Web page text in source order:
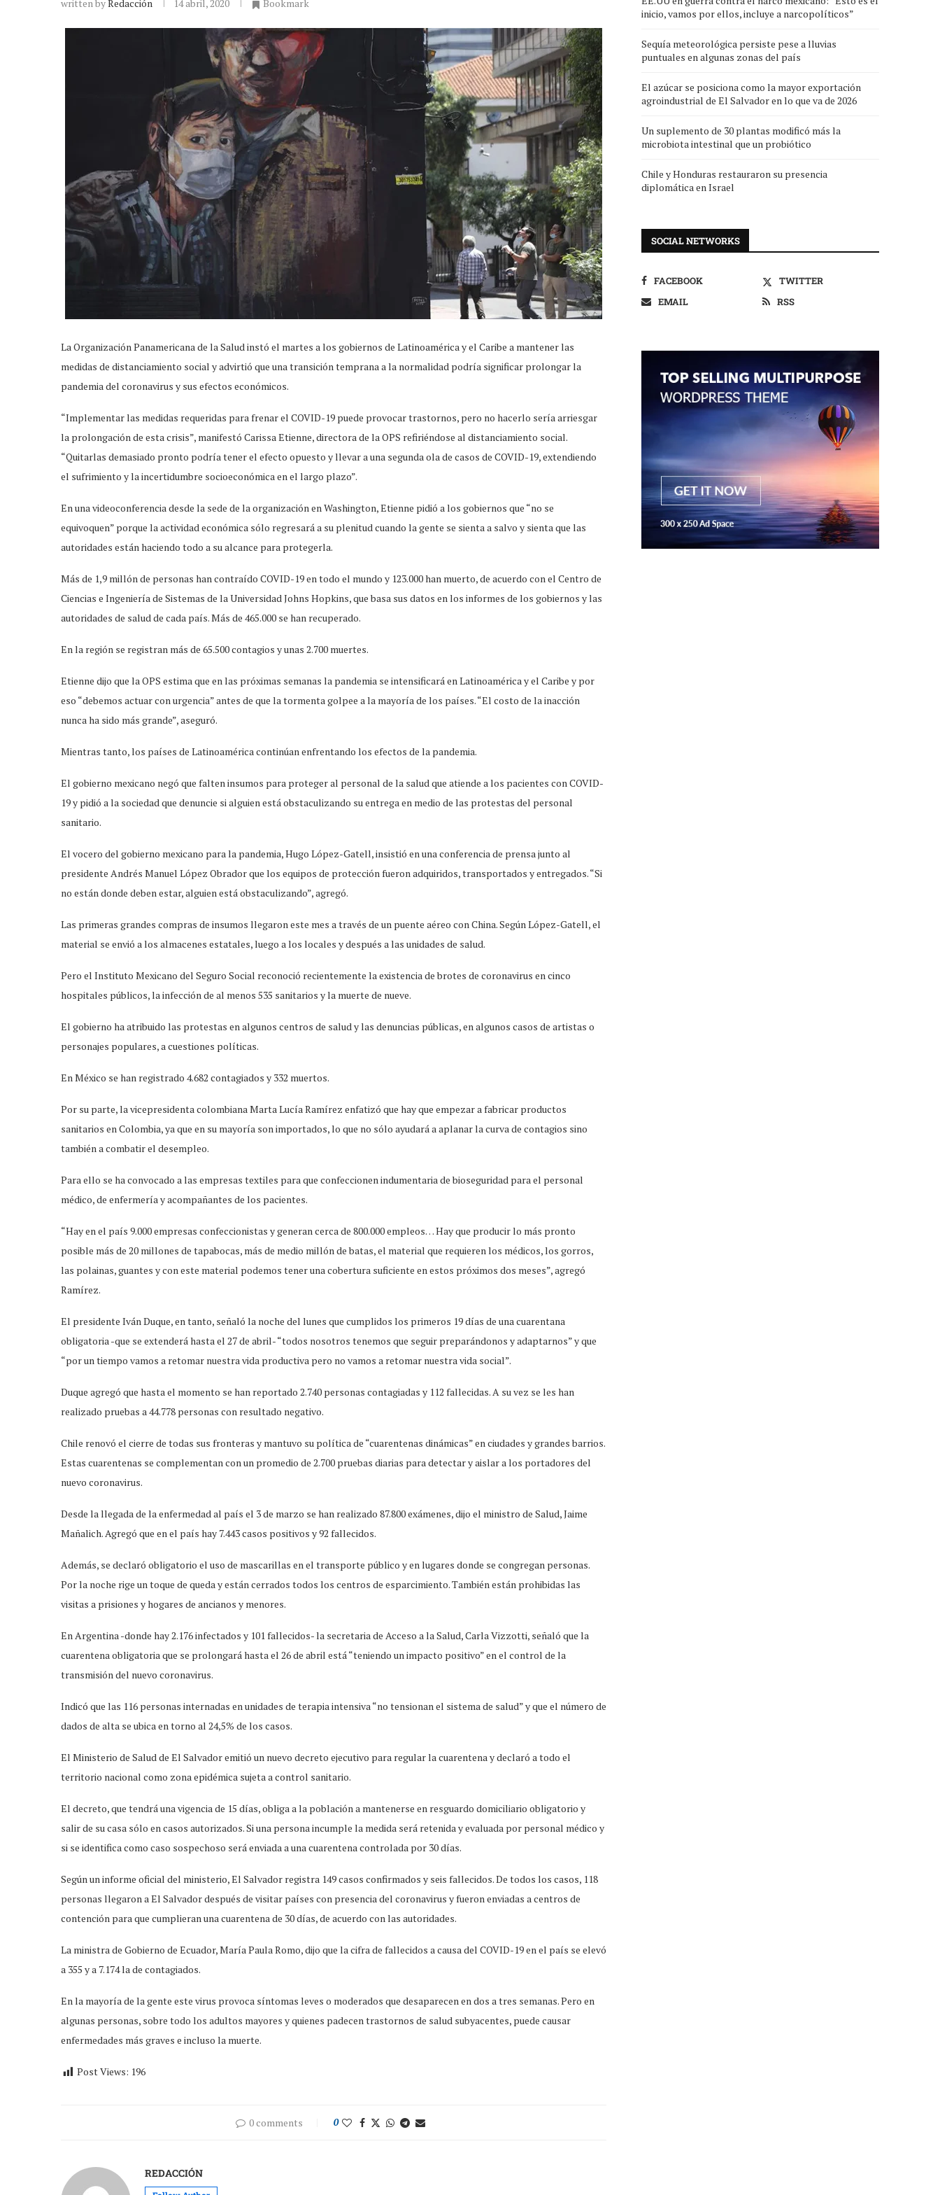
written byRedacción 14 abril, 2020 Bookmark
La Organización Panamericana de la Salud instó el martes a los gobiernos de Latinoamérica y el Caribe a mantener las
medidas de distanciamiento social y advirtió que una transición temprana a la normalidad podría significar prolongar la
pandemia del coronavirus y sus efectos económicos.
“Implementar las medidas requeridas para frenar el COVID-19 puede provocar trastornos, pero no hacerlo sería arriesgar
la prolongación de esta crisis”, manifestó Carissa Etienne, directora de la OPS refiriéndose al distanciamiento social.
“Quitarlas demasiado pronto podría tener el efecto opuesto y llevar a una segunda ola de casos de COVID-19, extendiendo
el sufrimiento y la incertidumbre socioeconómica en el largo plazo”.
En una videoconferencia desde la sede de la organización en Washington, Etienne pidió a los gobiernos que “no se
equivoquen” porque la actividad económica sólo regresará a su plenitud cuando la gente se sienta a salvo y sienta que las
autoridades están haciendo todo a su alcance para protegerla.
Más de 1,9 millón de personas han contraído COVID-19 en todo el mundo y 123.000 han muerto, de acuerdo con el Centro de
Ciencias e Ingeniería de Sistemas de la Universidad Johns Hopkins, que basa sus datos en los informes de los gobiernos y las
autoridades de salud de cada país. Más de 465.000 se han recuperado.
En la región se registran más de 65.500 contagios y unas 2.700 muertes.
Etienne dijo que la OPS estima que en las próximas semanas la pandemia se intensificará en Latinoamérica y el Caribe y por
eso “debemos actuar con urgencia” antes de que la tormenta golpee a la mayoría de los países. “El costo de la inacción
nunca ha sido más grande”, aseguró.
Mientras tanto, los países de Latinoamérica continúan enfrentando los efectos de la pandemia.
El gobierno mexicano negó que falten insumos para proteger al personal de la salud que atiende a los pacientes con COVID-
19 y pidió a la sociedad que denuncie si alguien está obstaculizando su entrega en medio de las protestas del personal
sanitario.
El vocero del gobierno mexicano para la pandemia, Hugo López-Gatell, insistió en una conferencia de prensa junto al
presidente Andrés Manuel López Obrador que los equipos de protección fueron adquiridos, transportados y entregados. “Si
no están donde deben estar, alguien está obstaculizando”, agregó.
Las primeras grandes compras de insumos llegaron este mes a través de un puente aéreo con China. Según López-Gatell, el
material se envió a los almacenes estatales, luego a los locales y después a las unidades de salud.
Pero el Instituto Mexicano del Seguro Social reconoció recientemente la existencia de brotes de coronavirus en cinco
hospitales públicos, la infección de al menos 535 sanitarios y la muerte de nueve.
El gobierno ha atribuido las protestas en algunos centros de salud y las denuncias públicas, en algunos casos de artistas o
personajes populares, a cuestiones políticas.
En México se han registrado 4.682 contagiados y 332 muertos.
Por su parte, la vicepresidenta colombiana Marta Lucía Ramírez enfatizó que hay que empezar a fabricar productos
sanitarios en Colombia, ya que en su mayoría son importados, lo que no sólo ayudará a aplanar la curva de contagios sino
también a combatir el desempleo.
Para ello se ha convocado a las empresas textiles para que confeccionen indumentaria de bioseguridad para el personal
médico, de enfermería y acompañantes de los pacientes.
“Hay en el país 9.000 empresas confeccionistas y generan cerca de 800.000 empleos… Hay que producir lo más pronto
posible más de 20 millones de tapabocas, más de medio millón de batas, el material que requieren los médicos, los gorros,
las polainas, guantes y con este material podemos tener una cobertura suficiente en estos próximos dos meses”, agregó
Ramírez.
El presidente Iván Duque, en tanto, señaló la noche del lunes que cumplidos los primeros 19 días de una cuarentana
obligatoria -que se extenderá hasta el 27 de abril- “todos nosotros tenemos que seguir preparándonos y adaptarnos” y que
“por un tiempo vamos a retomar nuestra vida productiva pero no vamos a retomar nuestra vida social”.
Duque agregó que hasta el momento se han reportado 2.740 personas contagiadas y 112 fallecidas. A su vez se les han
realizado pruebas a 44.778 personas con resultado negativo.
Chile renovó el cierre de todas sus fronteras y mantuvo su política de “cuarentenas dinámicas” en ciudades y grandes barrios.
Estas cuarentenas se complementan con un promedio de 2.700 pruebas diarias para detectar y aislar a los portadores del
nuevo coronavirus.
Desde la llegada de la enfermedad al país el 3 de marzo se han realizado 87.800 exámenes, dijo el ministro de Salud, Jaime
Mañalich. Agregó que en el país hay 7.443 casos positivos y 92 fallecidos.
Además, se declaró obligatorio el uso de mascarillas en el transporte público y en lugares donde se congregan personas.
Por la noche rige un toque de queda y están cerrados todos los centros de esparcimiento. También están prohibidas las
visitas a prisiones y hogares de ancianos y menores.
En Argentina -donde hay 2.176 infectados y 101 fallecidos- la secretaria de Acceso a la Salud, Carla Vizzotti, señaló que la
cuarentena obligatoria que se prolongará hasta el 26 de abril está “teniendo un impacto positivo” en el control de la
transmisión del nuevo coronavirus.
Indicó que las 116 personas internadas en unidades de terapia intensiva “no tensionan el sistema de salud” y que el número de
dados de alta se ubica en torno al 24,5% de los casos.
El Ministerio de Salud de El Salvador emitió un nuevo decreto ejecutivo para regular la cuarentena y declaró a todo el
territorio nacional como zona epidémica sujeta a control sanitario.
El decreto, que tendrá una vigencia de 15 días, obliga a la población a mantenerse en resguardo domiciliario obligatorio y
salir de su casa sólo en casos autorizados. Si una persona incumple la medida será retenida y evaluada por personal médico y
si se identifica como caso sospechoso será enviada a una cuarentena controlada por 30 días.
Según un informe oficial del ministerio, El Salvador registra 149 casos confirmados y seis fallecidos. De todos los casos, 118
personas llegaron a El Salvador después de visitar países con presencia del coronavirus y fueron enviadas a centros de
contención para que cumplieran una cuarentena de 30 días, de acuerdo con las autoridades.
La ministra de Gobierno de Ecuador, María Paula Romo, dijo que la cifra de fallecidos a causa del COVID-19 en el país se elevó
a 355 y a 7.174 la de contagiados.
En la mayoría de la gente este virus provoca síntomas leves o moderados que desaparecen en dos a tres semanas. Pero en
algunas personas, sobre todo los adultos mayores y quienes padecen trastornos de salud subyacentes, puede causar
enfermedades más graves e incluso la muerte.
Post Views: 196
0 comments 0
REDACCIÓN
inicio, vamos por ellos, incluye a narcopolíticos”
Sequía meteorológica persiste pese a lluvias
puntuales en algunas zonas del país
El azúcar se posiciona como la mayor exportación
agroindustrial de El Salvador en lo que va de 2026
Un suplemento de 30 plantas modificó más la
microbiota intestinal que un probiótico
Chile y Honduras restauraron su presencia
diplomática en Israel
SOCIAL NETWORKS
FACEBOOK
TWITTER
EMAIL
RSS